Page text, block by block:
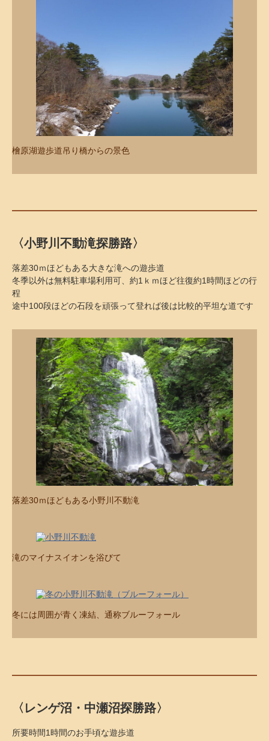
檜原湖遊歩道吊り橋からの景色
〈小野川不動滝探勝路〉
落差30ｍほどもある大きな滝への遊歩道
冬季以外は無料駐車場利用可、約1ｋｍほど往復約1時間ほどの行
程
途中100段ほどの石段を頑張って登れば後は比較的平坦な道です
落差30ｍほどもある小野川不動滝
滝のマイナスイオンを浴びて
冬には周囲が青く凍結、通称ブルーフォール
〈レンゲ沼・中瀬沼探勝路〉
所要時間1時間のお手頃な遊歩道